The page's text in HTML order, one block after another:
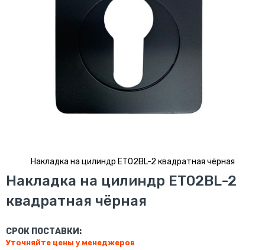
Накладка на цилиндр ET02BL-2 квадратная чёрная
Перейти
к
началу
Накладка на цилиндр ET02BL-2
квадратная чёрная
СРОК ПОСТАВКИ:
Уточняйте цены у менеджеров